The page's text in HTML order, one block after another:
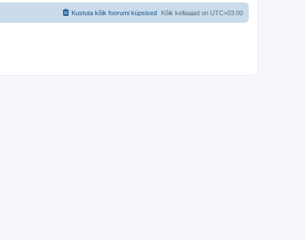
Kõik kellaajad on UTC+03:00
Kustuta kõik foorumi küpsised